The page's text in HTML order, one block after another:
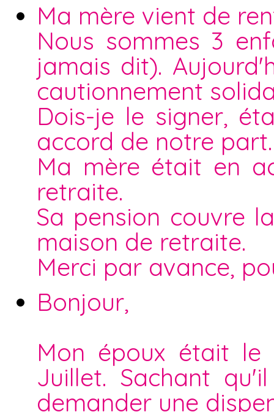
Ma mère vient de
Nous sommes 3
jamais dit).
cautionnement
Dois-je le signer,
accord de notre part.
Ma mère était en
retraite.
Sa pension couvre
maison de retraite.
Merci par avance,
Bonjour,
Mon époux était
Juillet. Sachant
demander une